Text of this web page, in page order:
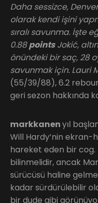
Daha sessizce,
olarak kendi işini
sıralı savunma. İşte
0.88pointsJokić,
önündeki bir saç, 28
savunmak için. Lauri
(55/39/88), 6.2
geri sezon hakkında
markkanenyıl
Will Hardy’nin ekran-
hareket eden bir cog.
bilinmelidir, ancak
sürücüsü haline
kadar sürdürülebilir
bir dude gibi